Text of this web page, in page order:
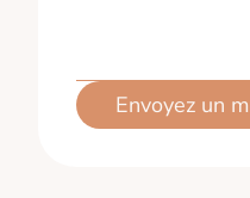
Envoyez un